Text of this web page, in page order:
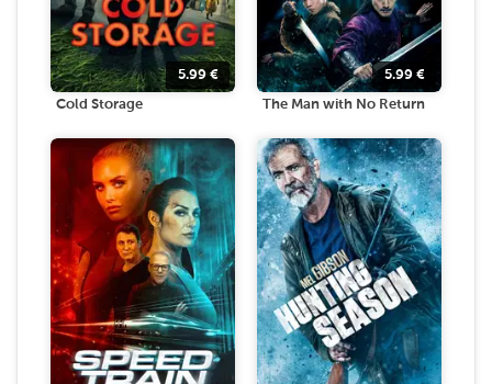
5.99 €
Cold Storage
5.99 €
The Man with No Return